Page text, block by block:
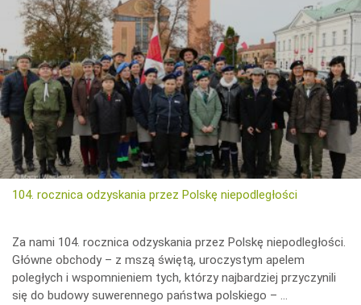
104. rocznica odzyskania przez Polskę niepodległości
Za nami 104. rocznica odzyskania przez Polskę niepodległości.
Główne obchody – z mszą świętą, uroczystym apelem
poległych i wspomnieniem tych, którzy najbardziej przyczynili
się do budowy suwerennego państwa polskiego – …